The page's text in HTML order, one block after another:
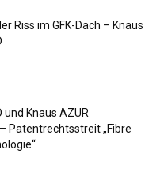
Riss im GFK-Dach – Knaus
und Knaus AZUR
Patentrechtsstreit „Fibre